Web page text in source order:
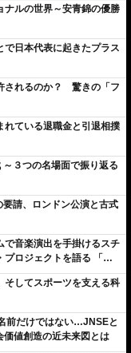
ナルの世界～安青錦の優勝
で日本代表に起きたプラス
されるのか？ 驚きの「フ
れている退職金と引退相撲
３つの名場面で振り返る
請、ロンドン公演と古式
で音楽演出を手掛けるスチ
プロジェクトを語る 「楽
成長曲線だから」
そしてスポーツを支える科
前だけではない…JNSEと
価値創造の近未来図とは